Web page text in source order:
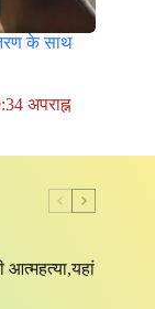
के साथ
अपराह्न